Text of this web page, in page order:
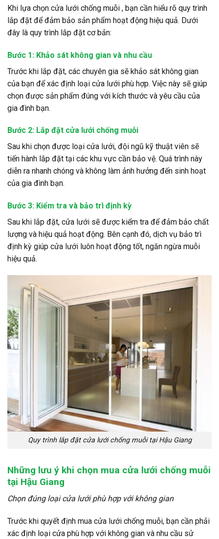
Khi lựa chọn cửa lưới chống muỗi , bạn cần hiểu rõ quy trình
lắp đặt để đảm bảo sản phẩm hoạt động hiệu quả. Dưới
đây là quy trình lắp đặt cơ bản:
Bước 1: Khảo sát không gian và nhu cầu
Trước khi lắp đặt, các chuyên gia sẽ khảo sát không gian
của bạn để xác định loại cửa lưới phù hợp. Việc này sẽ giúp
chọn được sản phẩm đúng với kích thước và yêu cầu của
gia đình bạn.
Bước 2: Lắp đặt cửa lưới chống muỗi
Sau khi chọn được loại cửa lưới, đội ngũ kỹ thuật viên sẽ
tiến hành lắp đặt tại các khu vực cần bảo vệ. Quá trình này
diễn ra nhanh chóng và không làm ảnh hưởng đến sinh hoạt
của gia đình bạn.
Bước 3: Kiểm tra và bảo trì định kỳ
Sau khi lắp đặt, cửa lưới sẽ được kiểm tra để đảm bảo chất
lượng và hiệu quả hoạt động. Bên cạnh đó, dịch vụ bảo trì
định kỳ giúp cửa lưới luôn hoạt động tốt, ngăn ngừa muỗi
hiệu quả.
Quy trình lắp đặt cửa lưới chống muỗi tại Hậu Giang
Những lưu ý khi chọn mua cửa lưới chống muỗi
tại Hậu Giang
Chọn đúng loại cửa lưới phù hợp với không gian
Trước khi quyết định mua cửa lưới chống muỗi, bạn cần phải
xác định loại cửa phù hợp với không gian và nhu cầu sử